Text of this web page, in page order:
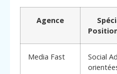
Agence
Media Fast
Social